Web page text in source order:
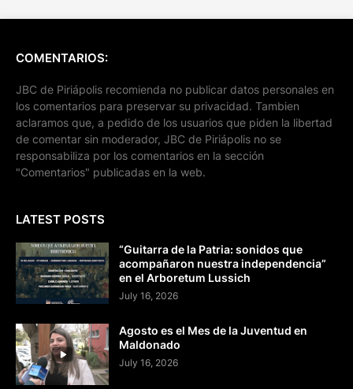
COMENTARIOS:
JBC de Piriápolis recomienda no publicar datos personales en
los comentarios para preservar su privacidad. Tambien
aclaramos que, a pedido de los usuarios que piden la libertad
de comentar sin moderador, JBC de Piriápolis no se
responsabiliza por los comentarios en la sección
"Comentarios" publicadas en la web.
LATEST POSTS
“Guitarra de la Patria: sonidos que
acompañaron nuestra independencia”
en el Arboretum Lussich
July 16, 2026
Agosto es el Mes de la Juventud en
Maldonado
July 16, 2026